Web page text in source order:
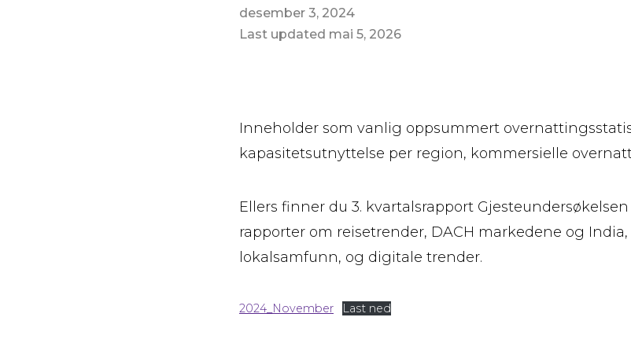
desember 3, 2024
Last updated mai 5, 2026
Inneholder som vanlig oppsummert
kapasitetsutnyttelse per region, kommersielle
Ellers finner du 3. kvartalsrapport
rapporter om reisetrender, DACH markedene og
lokalsamfunn, og digitale trender.
2024_November Last ned